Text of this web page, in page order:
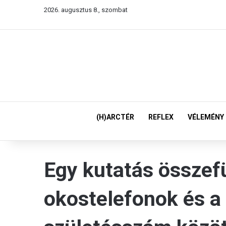
2026. augusztus 8., szombat
(H)ARCTÉR REFLEX VÉLEMÉNY
Egy kutatás
okostelefonok és